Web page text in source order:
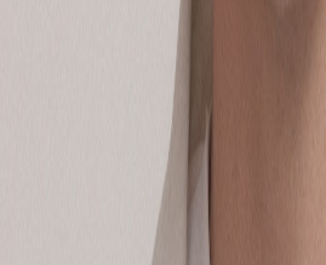
유튜브, 인스타그램, 틱톡, 광고 등
나는 어떻게 ‘브랜드 콘텐츠 설계자’가 되었나